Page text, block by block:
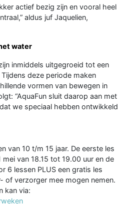
actief bezig zijn en vooral heel
aldus juf Jaquelien,
water
inmiddels uitgegroeid tot een
deze periode maken
vormen van bewegen in
“AquaFun sluit daarop aan met
we speciaal hebben ontwikkeld
van 10 t/m 15 jaar. De eerste les
van 18.15 tot 19.00 uur en de
6 lessen PLUS een gratis les
of verzorger mee mogen nemen.
kan via: